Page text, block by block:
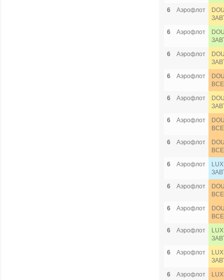
6 Аэрофлот
6
Аэрофлот
6
Аэрофлот
6
Аэрофлот
6
Аэрофлот
6
Аэрофлот
6
Аэрофлот
6
Аэрофлот
6
Аэрофлот
6
Аэрофлот
6
Аэрофлот
6
Аэрофлот
6
Аэрофлот